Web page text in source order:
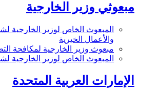
مبعوثي وزير الخارجية
المبعوث الخاص لوزير الخارجية
والأعمال الخيرية
مبعوث وزير الخارجية لمكافحة
المبعوث الخاص لوزير الخارجية
الإمارات العربية المتحدة